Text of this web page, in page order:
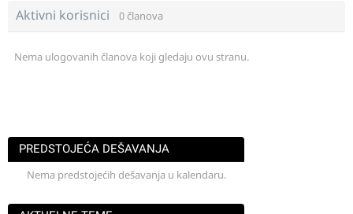
Aktivni korisnici 0 članova
Nema ulogovanih članova koji gledaju ovu stranu.
PREDSTOJEĆA DEŠAVANJA
Nema predstojećih dešavanja u kalendaru.